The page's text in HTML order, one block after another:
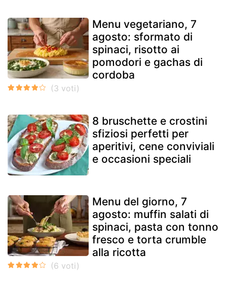
Menu vegetariano, 7
agosto: sformato di
spinaci, risotto ai
pomodori e gachas di
cordoba
8 bruschette e crostini
sfiziosi perfetti per
aperitivi, cene conviviali
e occasioni speciali
Menu del giorno, 7
agosto: muffin salati di
spinaci, pasta con tonno
fresco e torta crumble
alla ricotta